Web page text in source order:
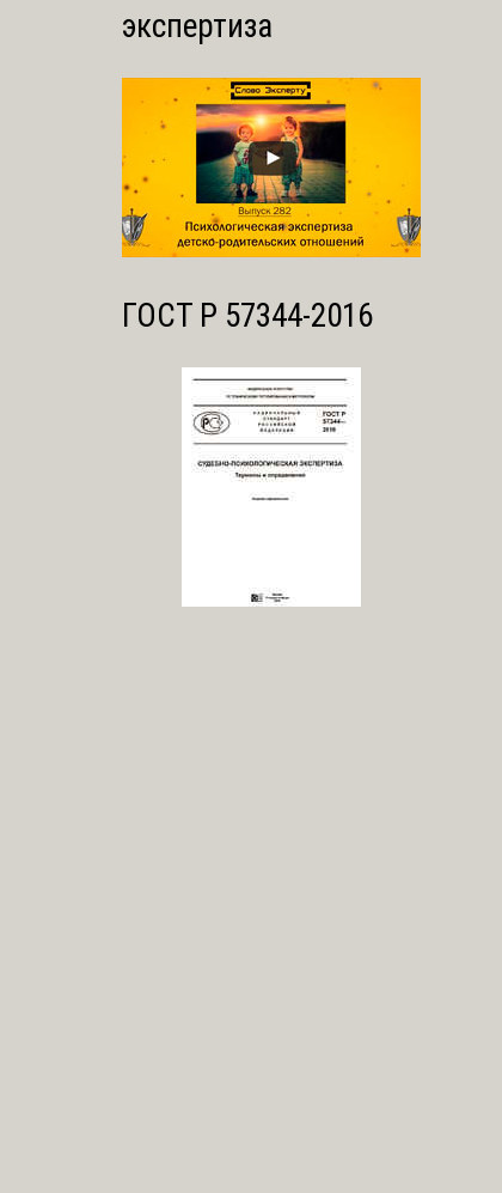
экспертиза
ГОСТ Р 57344-2016